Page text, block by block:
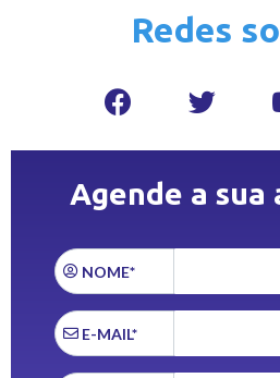
Redes
Agende a sua
NOME*
E-MAIL*